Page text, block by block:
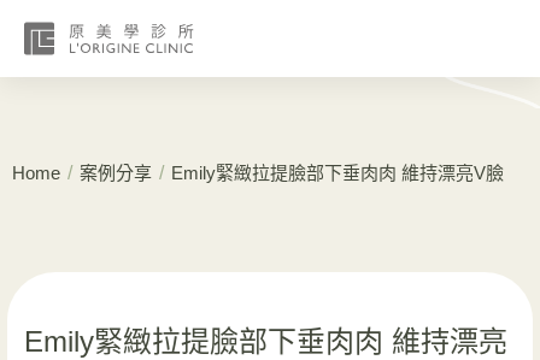
Home / 案例分享 / Emily緊緻拉提臉部下垂肉肉 維持漂亮V臉
Emily緊緻拉提臉部下垂肉肉 維持漂亮